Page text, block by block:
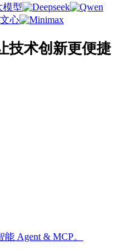
技术创新更便捷
Agent & MCP。